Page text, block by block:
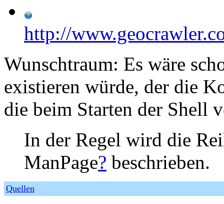
http://
Wunschtraum: Es wäre
existieren würde, der die
die beim Starten der Shell
In der Regel wird die
ManPage? beschrieben.
Quellen